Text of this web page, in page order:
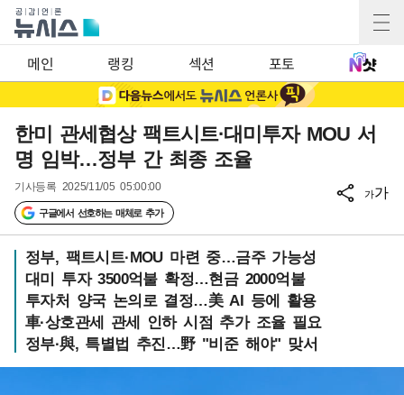
메인 랭킹 섹션 포토
한미 관세협상 팩트시트·대미투자 MOU 서
명 임박…정부 간 최종 조율
기사등록 2025/11/05 05:00:00
구글에서 선호하는 매체로 추가
가가
정부, 팩트시트·MOU 마련 중…금주 가능성
대미 투자 3500억불 확정…현금 2000억불
투자처 양국 논의로 결정…美 AI 등에 활용
車·상호관세 관세 인하 시점 추가 조율 필요
정부·與, 특별법 추진…野 "비준 해야" 맞서